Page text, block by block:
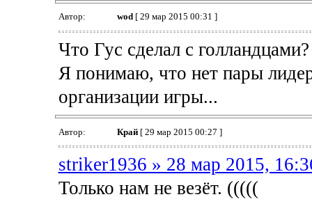
Автор: wod[ 29 мар 2015 00:31 ]
Что Гус сделал с
Я понимаю, что нет пары
организации игры...
Автор: Край[ 29 мар 2015 00:27 ]
striker1936 » 28 мар 2015,
Только нам не везёт. (((((